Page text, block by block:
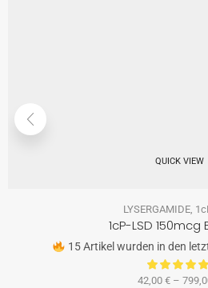
QUICK VIEW
LYSERGAMIDE,
1cP-LSD 150mcg
15 Artikel wurden in den
42,00 € –